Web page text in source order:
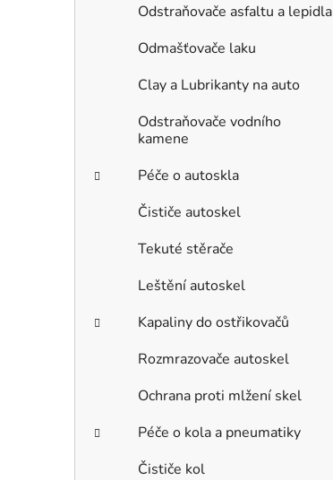
Odstraňovače asfaltu a lepidla
Odmašťovače laku
Clay a Lubrikanty na auto
Odstraňovače vodního
kamene
Péče o autoskla
Čističe autoskel
Tekuté stěrače
Leštění autoskel
Kapaliny do ostřikovačů
Rozmrazovače autoskel
Ochrana proti mlžení skel
Péče o kola a pneumatiky
Čističe kol